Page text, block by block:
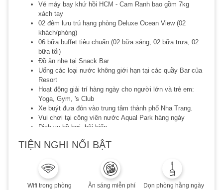
Vé máy bay khứ hồi HCM - Cam Ranh bao gồm 7kg
xách tay
02 đêm lưu trú hạng phòng Deluxe Ocean View (02
khách/phòng)
06 bữa buffet tiêu chuẩn (02 bữa sáng, 02 bữa trưa, 02
bữa tối)
Đồ ăn nhẹ tại Snack Bar
Uống các loại nước không giới hạn tại các quầy Bar của
Resort
Hoạt động giải trí hàng ngày cho người lớn và trẻ em:
Yoga, Gym, 's Club
Xe buýt đưa đón vào trung tâm thành phố Nha Trang.
Vui chơi tại công viên nước Aqual Park hàng ngày
Dịch vụ hồ bơi, bãi biển
trung tâm thành phố
(ngủ chung giường với ba mẹ, chưa bao gồm chi phí vé
máy bay)
Đã bao gồm thuế phí dịch vụ
TIỆN NGHI NỔI BẬT
Wifi trong phòng Ăn sáng miễn phí Dọn phòng hằng ngày